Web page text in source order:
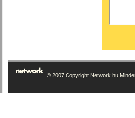
© 2007 Copyright Network.hu